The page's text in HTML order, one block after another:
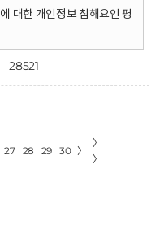
대한 개인정보 침해요인 평
28521
27 28 29 30 〉
〉
〉